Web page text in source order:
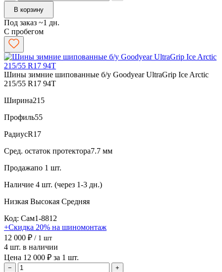
В корзину
Под заказ ~1 дн.
С пробегом
Шины зимние шипованные б/у Goodyear UltraGrip Ice Arctic
215/55 R17 94T
Ширина215
Профиль55
РадиусR17
Сред. остаток протектора7.7 мм
Продажапо 1 шт.
Наличие 4 шт. (через 1-3 дн.)
Низкая Высокая Средняя
Код: Сам1-8812
+Скидка 20% на шиномонтаж
12 000 ₽ / 1 шт
4 шт. в наличии
Цена 12 000 ₽ за 1 шт.
−
+